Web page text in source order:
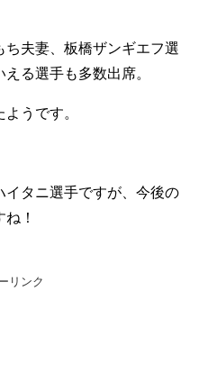
夫妻、板橋ザンギエフ選
る選手も多数出席。
うです。
イタニ選手ですが、今後の
！
リンク